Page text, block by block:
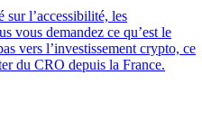
sur l’accessibilité, les
vous demandez ce qu’est le
vers l’investissement crypto, ce
du CRO depuis la France.